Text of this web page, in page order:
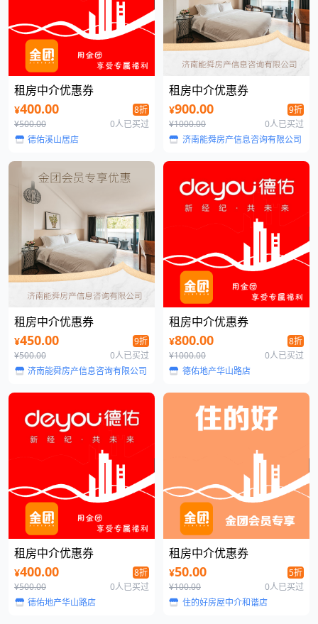
租房中介优惠券
¥400.00
8折
¥500.00
0人已买过
德佑溪山居店
租房中介优惠券
¥900.00
9折
¥1000.00
0人已买过
济南能舜房产信息咨询有限公司
租房中介优惠券
¥450.00
9折
¥500.00
0人已买过
济南能舜房产信息咨询有限公司
租房中介优惠券
¥800.00
8折
¥1000.00
0人已买过
德佑地产华山路店
租房中介优惠券
¥400.00
8折
¥500.00
0人已买过
德佑地产华山路店
租房中介优惠券
¥50.00
5折
¥100.00
0人已买过
住的好房屋中介和谐店